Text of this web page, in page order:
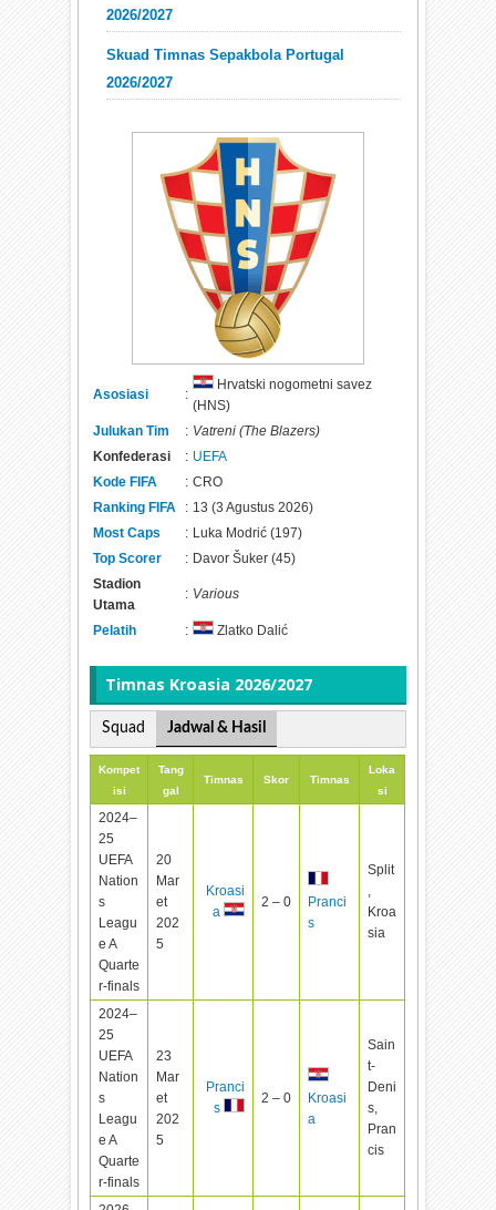
2026/2027
Skuad Timnas Sepakbola Portugal
2026/2027
Asosiasi :
Hrvatski nogometni savez
(HNS)
Julukan Tim
: Vatreni (The Blazers)
Konfederasi
: UEFA
Kode FIFA
: CRO
Ranking FIFA
: 13 (3 Agustus 2026)
Most Caps
: Luka Modrić (197)
Top Scorer
: Davor Šuker (45)
Stadion
Utama
: Various
Pelatih : Zlatko Dalić
Timnas Kroasia 2026/2027
Squad Jadwal & Hasil
Kompet
isi
Tang
gal
Timnas Skor Timnas
Loka
si
2024–
25
UEFA
Nation
s
Leagu
e A
Quarte
r-finals
20
Mar
et
202
5
Kroasi
a
2 – 0
Pranci
s
Split
Kroa
sia
2024–
25
UEFA
Nation
s
Leagu
e A
Quarte
r-finals
23
Mar
et
202
5
Pranci
s
2 – 0
Kroasi
a
Sain
t-
Deni
s,
Pran
cis